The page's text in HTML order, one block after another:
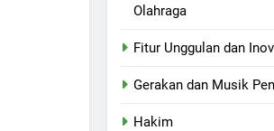
Olahraga
Fitur Unggulan dan
Gerakan dan Musik
Hakim